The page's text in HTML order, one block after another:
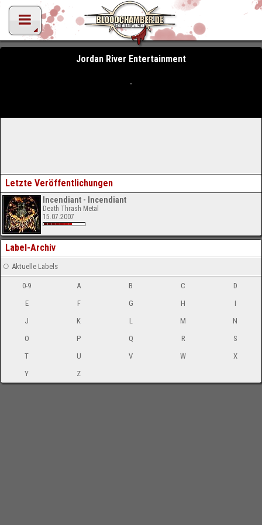
Jordan River Entertainment
Letzte Veröffentlichungen
Incendiant - Incendiant
Death Thrash Metal
15.07.2007
Label-Archiv
Aktuelle Labels
0-9 A B C
D
E
F G H
I
J
K L M
N
O
P Q R
S
T
U V W
X
Y
Z